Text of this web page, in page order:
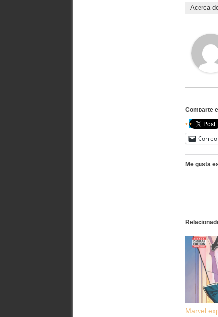
Acerca
Comparte
Me gusta
Marvel